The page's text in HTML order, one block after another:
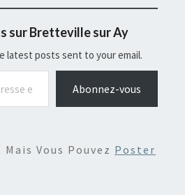
sur Bretteville sur Ay
latest posts sent to your email.
Abonnez-vous
Vous Pouvez Poster